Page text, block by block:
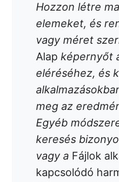
Hozzon létre
elemeket, és
vagy méret
Alap képernyőt
eléréséhez, és
meg az
Egyéb
keresés
vagy a Fájlok
kapcsolódó